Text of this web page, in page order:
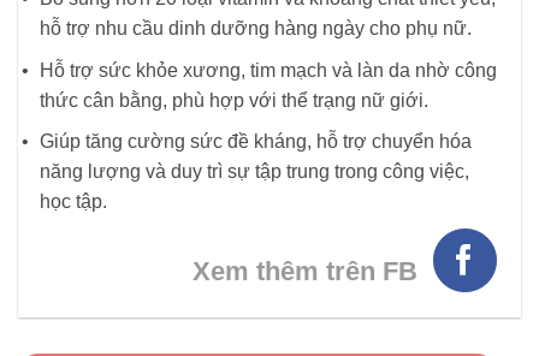
hỗ trợ nhu cầu dinh dưỡng hàng ngày cho phụ nữ.
Hỗ trợ sức khỏe xương, tim mạch và làn da nhờ công
thức cân bằng, phù hợp với thể trạng nữ giới.
Giúp tăng cường sức đề kháng, hỗ trợ chuyển hóa
năng lượng và duy trì sự tập trung trong công việc,
học tập.
Xem thêm trên FB